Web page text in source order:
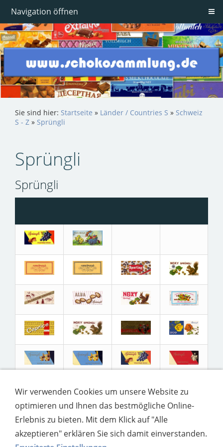
Navigation öffnen
Sie sind hier: Startseite » Länder / Countries S » Schweiz
S - Z » Sprüngli
Sprüngli
Sprüngli
Wir verwenden Cookies um unsere Website zu
optimieren und Ihnen das bestmögliche Online-
Erlebnis zu bieten. Mit dem Klick auf "Alle
akzeptieren" erklären Sie sich damit einverstanden.